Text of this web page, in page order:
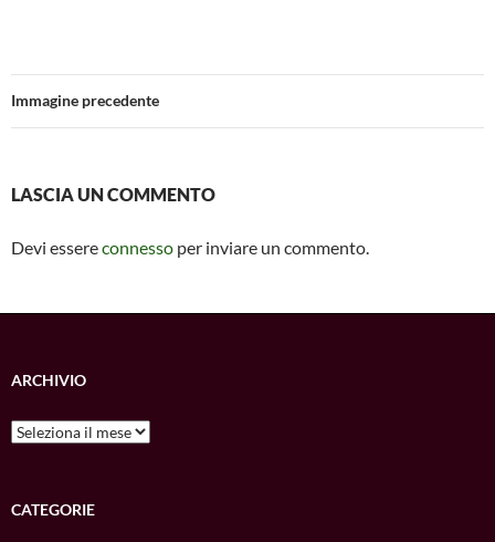
b
o
k
s
A
p
n
g
di
vi
Immagine precedente
LASCIA UN COMMENTO
Devi essereconnesso per inviare un commento.
ARCHIVIO
Archivio
CATEGORIE